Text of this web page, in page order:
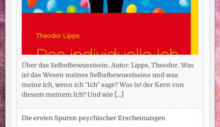
Über das Selbstbewusstsein. Autor: Lipps, Theodor. Was
ist das Wesen meines Selbstbewusstseins und was
meine ich, wenn ich "Ich" sage? Was ist der Kern von
diesem meinem Ich? Und wie [...]
Die ersten Spuren psychischer Erscheinungen